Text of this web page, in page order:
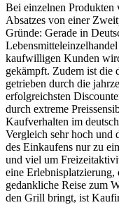
Bei einzelnen Produkten
Absatzes von einer
Gründe: Gerade in
kaufwilligen Kunden
gekämpft. Zudem ist die
getrieben durch die
erfolgreichsten
durch extreme
Kaufverhalten im
Vergleich sehr hoch und
des Einkaufens nur zu
und viel um
eine
gedankliche Reise zum
den Grill bringt, ist